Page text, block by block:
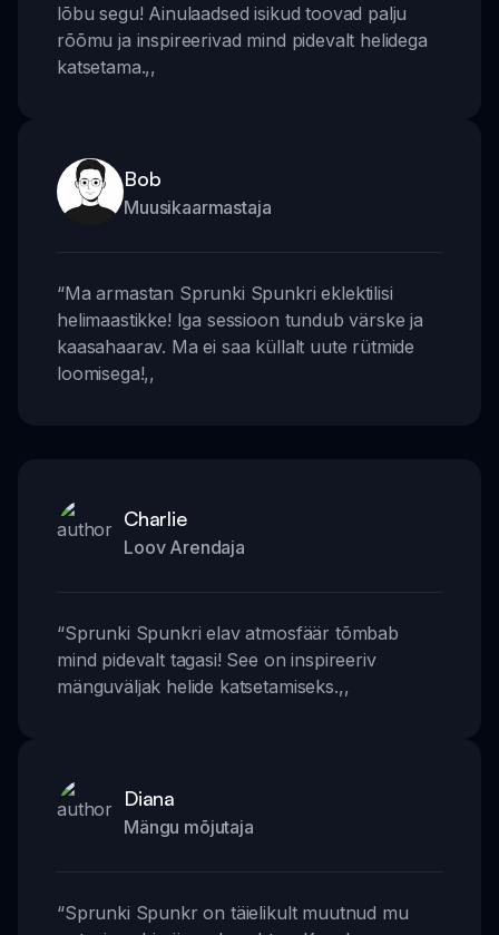
lõbu segu! Ainulaadsed isikud toovad palju
rõõmu ja inspireerivad mind pidevalt helidega
katsetama.,,
Bob
Muusikaarmastaja
“Ma armastan Sprunki Spunkri eklektilisi
helimaastikke! Iga sessioon tundub värske ja
kaasahaarav. Ma ei saa küllalt uute rütmide
loomisega!,,
Charlie
Loov Arendaja
“Sprunki Spunkri elav atmosfäär tõmbab
mind pidevalt tagasi! See on inspireeriv
mänguväljak helide katsetamiseks.,,
Diana
Mängu mõjutaja
“Sprunki Spunkr on täielikult muutnud mu